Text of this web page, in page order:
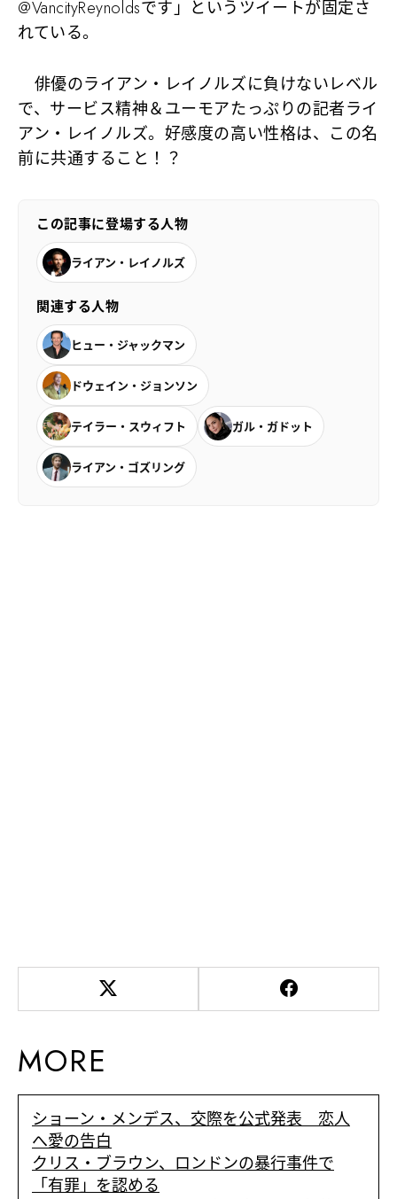
@VancityReynoldsです」というツイートが固定さ
れている。
俳優のライアン・レイノルズに負けないレベル
で、サービス精神＆ユーモアたっぷりの記者ライ
アン・レイノルズ。好感度の高い性格は、この名
前に共通すること！？
この記事に登場する人物
ライアン・レイノルズ
関連する人物
ヒュー・ジャックマン
ドウェイン・ジョンソン
テイラー・スウィフト ガル・ガドット
ライアン・ゴズリング
MORE
ショーン・メンデス、交際を公式発表 恋人
へ愛の告白
クリス・ブラウン、ロンドンの暴行事件で
「有罪」を認める